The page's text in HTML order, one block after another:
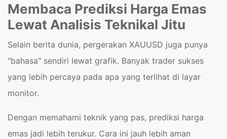
Membaca Prediksi Harga Emas
Lewat Analisis Teknikal Jitu
Selain berita dunia, pergerakan XAUUSD juga punya
"bahasa" sendiri lewat grafik. Banyak trader sukses
yang lebih percaya pada apa yang terlihat di layar
monitor.
Dengan memahami teknik yang pas, prediksi harga
emas jadi lebih terukur. Cara ini jauh lebih aman